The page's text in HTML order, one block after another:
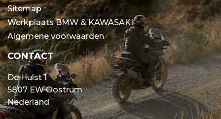
Sitemap
Werkplaats BMW & KAWASAKI
Algemene voorwaarden
CONTACT
De Hulst 1
5807 EW Oostrum
Nederland